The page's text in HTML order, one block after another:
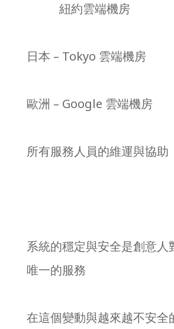
紐約雲端機房
日本 – Tokyo 雲端機房
歐洲 – Google 雲端機房
所有服務人員的維運與協助
系統的穩定與安全是創意人
唯一的服務
在這個變動與越來越不安全